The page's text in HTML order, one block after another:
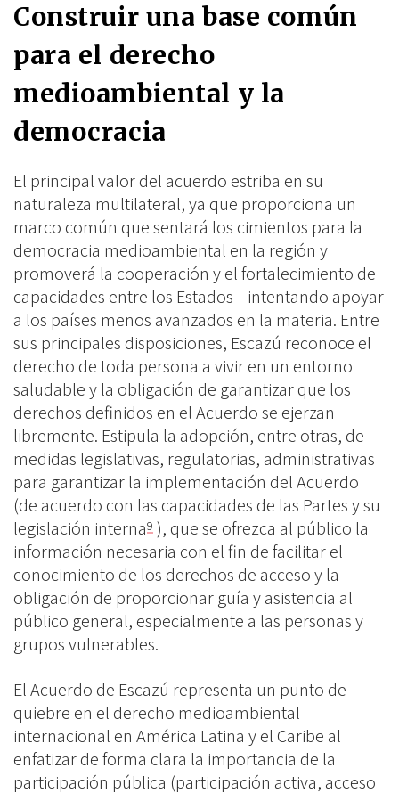
Construir una base común
para el derecho
medioambiental y la
democracia
El principal valor del acuerdo estriba en su
naturaleza multilateral, ya que proporciona un
marco común que sentará los cimientos para la
democracia medioambiental en la región y
promoverá la cooperación y el fortalecimiento de
capacidades entre los Estados—intentando apoyar
a los países menos avanzados en la materia. Entre
sus principales disposiciones, Escazú reconoce el
derecho de toda persona a vivir en un entorno
saludable y la obligación de garantizar que los
derechos definidos en el Acuerdo se ejerzan
libremente. Estipula la adopción, entre otras, de
medidas legislativas, regulatorias, administrativas
para garantizar la implementación del Acuerdo
(de acuerdo con las capacidades de las Partes y su
legislación interna9 ), que se ofrezca al público la
información necesaria con el fin de facilitar el
conocimiento de los derechos de acceso y la
obligación de proporcionar guía y asistencia al
público general, especialmente a las personas y
grupos vulnerables.
El Acuerdo de Escazú representa un punto de
quiebre en el derecho medioambiental
internacional en América Latina y el Caribe al
enfatizar de forma clara la importancia de la
participación pública (participación activa, acceso